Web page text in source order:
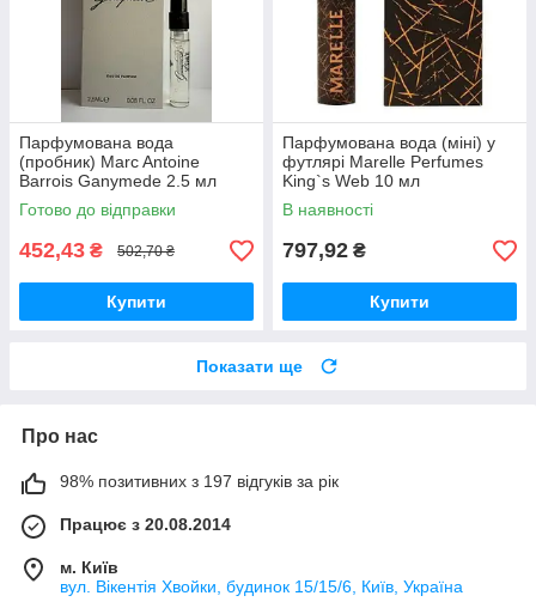
Парфумована вода
(пробник) Marc Antoine
Barrois Ganymede 2.5 мл
Готово до відправки
452,43 ₴ 502,70 ₴
Купити
Парфумована вода (міні) у
футлярі Marelle Perfumes
King`s Web 10 мл
В наявності
797,92 ₴
Купити
Показати ще
Про нас
98% позитивних з 197 відгуків за рік
Працює з 20.08.2014
м. Київ
вул. Вікентія Хвойки, будинок 15/15/6, Київ, Україна